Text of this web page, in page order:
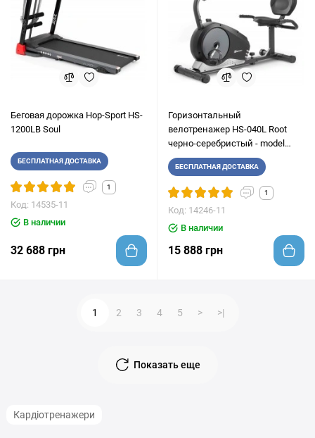
Беговая дорожка Hop-Sport HS-
1200LB Soul
БЕСПЛАТНАЯ ДОСТАВКА
1
Код: 14535-11
В наличии
32 688 грн
Горизонтальный
велотренажер HS-040L Root
черно-серебристый - model
2020
БЕСПЛАТНАЯ ДОСТАВКА
1
Код: 14246-11
В наличии
15 888 грн
Показать еще
1 2 3 4 5 > >|
Кардіотренажери